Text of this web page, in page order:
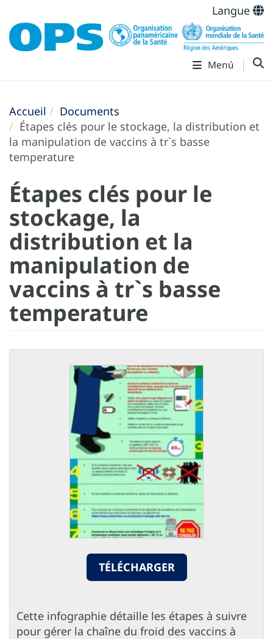
Langue
Menú
Accueil
Documents
Étapes clés pour le stockage, la distribution et
la manipulation de vaccins à tr`s basse
temperature
Étapes clés pour le
stockage, la
distribution et la
manipulation de
vaccins à tr`s basse
temperature
TÉLÉCHARGER
Cette infographie détaille les étapes à suivre
pour gérer la chaîne du froid des vaccins à